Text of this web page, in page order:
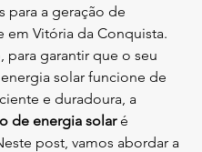
para a geração de
em Vitória da Conquista.
para garantir que o seu
solar funcione de
e duradoura, a
de energia solar é
post, vamos abordar a